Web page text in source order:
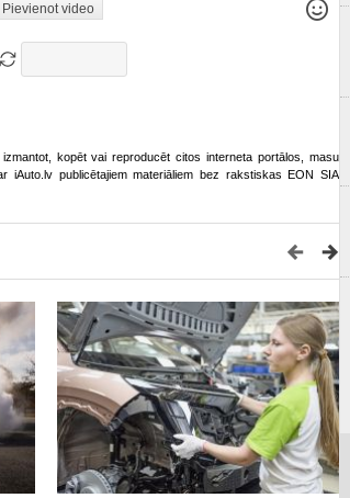
Pievienot video
kopēt vai reproducēt citos interneta portālos, masu
publicētajiem materiāliem bez rakstiskas EON SIA